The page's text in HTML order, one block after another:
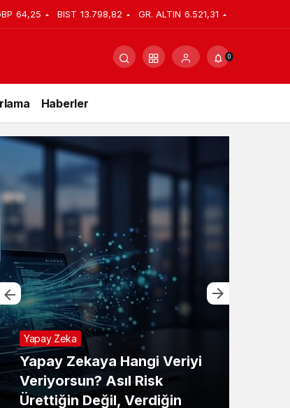
64,25 BIST 13.798,82 GR. ALTIN 6.521,31
0
Haberler
Yapay Zeka
Yapay Zekaya Hangi Veriyi
Veriyorsun? Asıl Risk
Ürettiğin Değil, Verdiğin